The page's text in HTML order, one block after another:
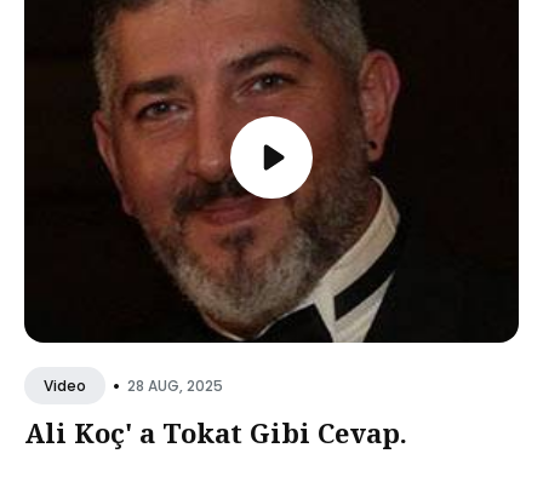
Video • 28 AUG, 2025
Ali Koç' a Tokat Gibi Cevap.